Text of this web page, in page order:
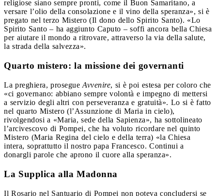
religiose siano sempre pronti, come il Buon Samaritano, a
versare l’olio della consolazione e il vino della speranza», si è
pregato nel terzo Mistero (Il dono dello Spirito Santo). «Lo
Spirito Santo – ha aggiunto Caputo – soffi ancora bella Chiesa
per aiutare il mondo a ritrovare, attraverso la via della salute,
la strada della salvezza».
Quarto mistero: la missione dei governanti
La preghiera, prosegue Avvenire, si è poi estesa per coloro che
«ci governano: abbiano sempre volontà e impegno di mettersi
a servizio degli altri con perseveranza e gratuità». Lo si è fatto
nel quarto Mistero (l’Assunzione di Maria in cielo),
rivolgendosi a «Maria, sede della Sapienza», ha sottolineato
l’arcivescovo di Pompei, che ha voluto ricordare nel quinto
Mistero (Maria Regina del cielo e della terra) «la Chiesa
intera, soprattutto il nostro papa Francesco. Continui a
donargli parole che aprono il cuore alla speranza».
La Supplica alla Madonna
Il Rosario nel Santuario di Pompei non poteva concludersi se